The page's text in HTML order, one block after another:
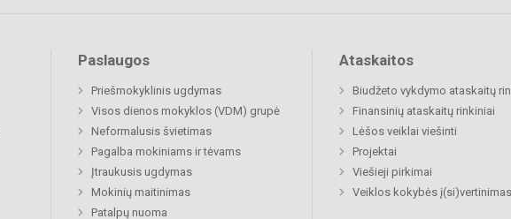
Paslaugos
Priešmokyklinis ugdymas
Visos dienos mokyklos (VDM) grupė
Neformalusis švietimas
Pagalba mokiniams ir tėvams
Įtraukusis ugdymas
Mokinių maitinimas
Patalpų nuoma
Ataskaitos
Biudžeto vykdymo ataskaitų
Finansinių ataskaitų rinkiniai
Lėšos veiklai viešinti
Projektai
Viešieji pirkimai
Veiklos kokybės į(si)vertinimas